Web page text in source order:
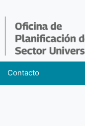
Contacto